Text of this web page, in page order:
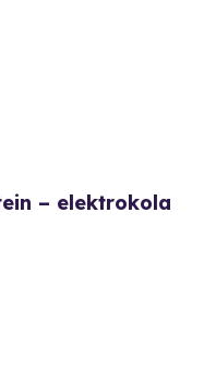
– elektrokola